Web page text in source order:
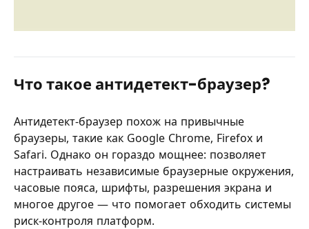
Что такое антидетект-браузер?
Антидетект-браузер похож на привычные
браузеры, такие как Google Chrome, Firefox и
Safari. Однако он гораздо мощнее: позволяет
настраивать независимые браузерные окружения,
часовые пояса, шрифты, разрешения экрана и
многое другое — что помогает обходить системы
риск-контроля платформ.